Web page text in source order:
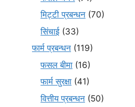
मि‌ट्टी प्रबन्धन (70)
सिंचाई (33)
फार्म प्रबन्धन (119)
फसल बीमा (16)
फार्म सुरक्षा (41)
वित्तीय प्रबन्धन (50)